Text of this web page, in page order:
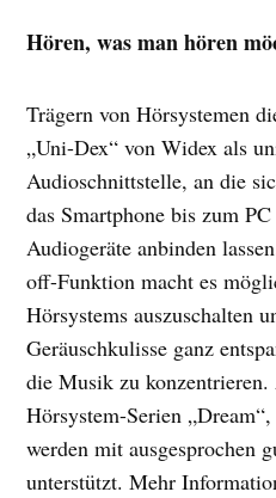
Hören, was man hören
Trägern von Hörsystemen
„Uni-Dex“ von Widex als
Audioschnittstelle, an die
das Smartphone bis zum
Audiogeräte anbinden
off-Funktion macht es
Hörsystems auszuschalten
Geräuschkulisse ganz
die Musik zu
Hörsystem-Serien
werden mit ausgesprochen
unterstützt. Mehr